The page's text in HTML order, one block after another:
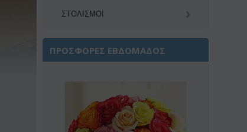
ΣΤΟΛΙΣΜΟΙ
ΠΡΟΣΦΟΡΕΣ ΕΒΔΟΜΑΔΟΣ